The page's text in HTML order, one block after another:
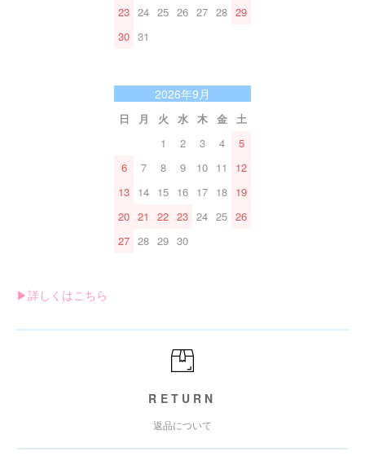
23 24 25 26 27 28 29
30 31
2026年9月
日 月 火 水 木 金
土
1
2 3 4
5
6
7 8 9 10 11
12
13 14 15 16 17 18 19
20 21 22 23 24 25 26
27 28 29 30
▶︎詳しくはこちら
RETURN
返品について